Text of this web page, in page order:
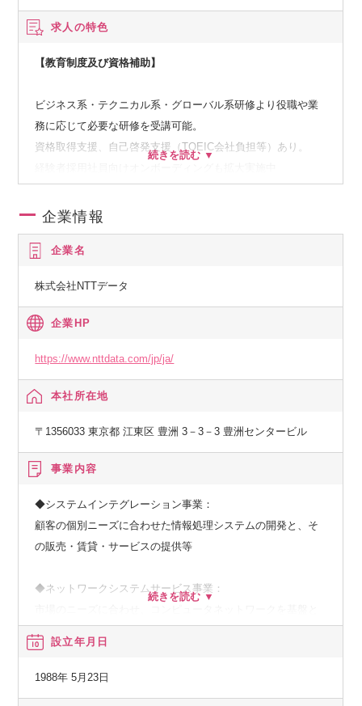
求人の特色
【教育制度及び資格補助】
ビジネス系・テクニカル系・グローバル系研修より役職や業
務に応じて必要な研修を受講可能。
資格取得支援、自己啓発支援（TOEIC会社負担等）あり。
企業情報
企業名
株式会社NTTデータ
企業HP
https://www.nttdata.com/jp/ja/
本社所在地
〒1356033 東京都 江東区 豊洲 3－3－3 豊洲センタービル
事業内容
◆システムインテグレーション事業：
顧客の個別ニーズに合わせた情報処理システムの開発と、そ
の販売・賃貸・サービスの提供等
◆ネットワークシステムサービス事業：
◆その他の事業：
設立年月日
1988年 5月23日